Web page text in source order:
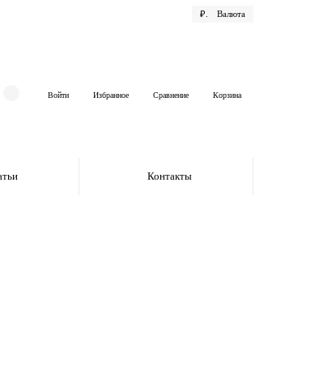
₽. Валюта
Войти Избранное Сравнение Корзина
Контакты